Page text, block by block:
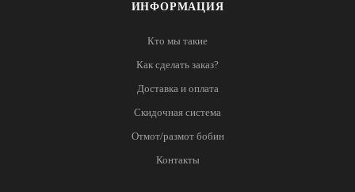
ИНФОРМАЦИЯ
Кто мы такие
Как сделать заказ?
Доставка и оплата
Скидочная система
Отмот/размот бобин
Контакты